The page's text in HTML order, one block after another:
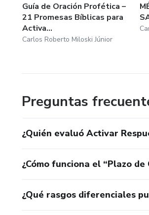
Guía de Oración Profética –
21 Promesas Bíblicas para
Activa...
Carlos Roberto Miloski Júnior
Preguntas
¿Quién evaluó Activar
¿Cómo funciona el “Plazo
¿Qué rasgos diferenciales